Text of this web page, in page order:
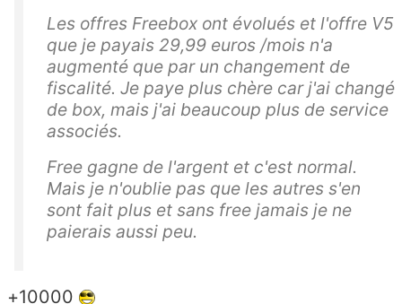
Les offres Freebox ont évolués et l'offre V5
que je payais 29,99 euros /mois n'a
augmenté que par un changement de
fiscalité. Je paye plus chère car j'ai changé
de box, mais j'ai beaucoup plus de service
associés.
Free gagne de l'argent et c'est normal.
Mais je n'oublie pas que les autres s'en
sont fait plus et sans free jamais je ne
paierais aussi peu.
+10000